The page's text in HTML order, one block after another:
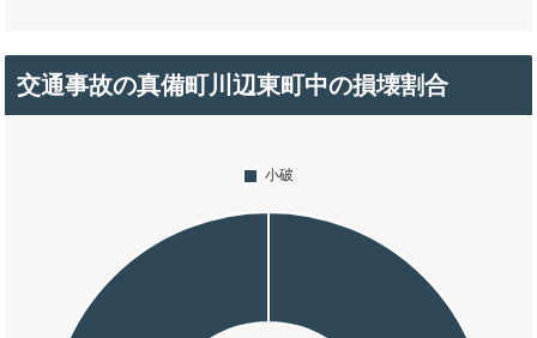
交通事故の真備町川辺東町中の損壊割合